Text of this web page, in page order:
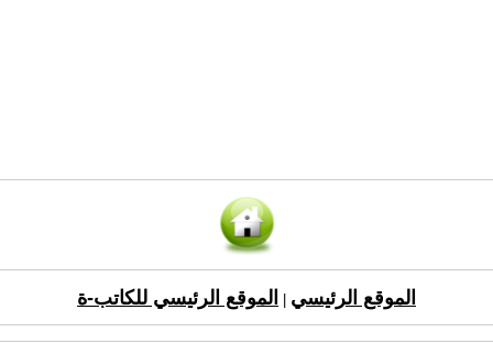
الموقع الرئيسي الموقع الرئيسي للكاتب-ة